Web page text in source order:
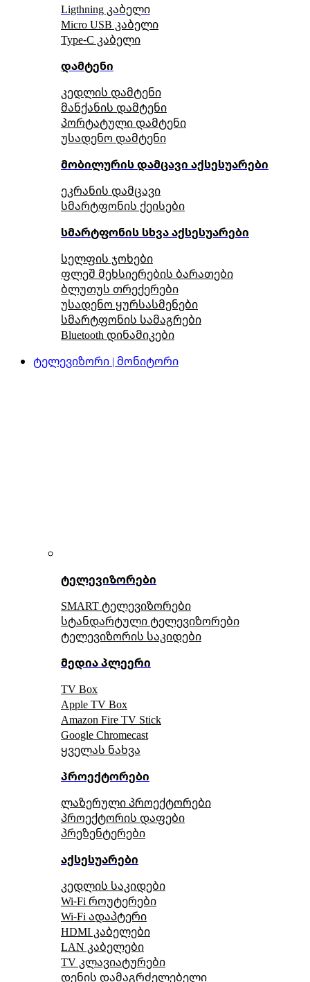
Ligthning კაბელი
Micro USB კაბელი
Type-C კაბელი
დამტენი
კედლის დამტენი
მანქანის დამტენი
პორტატული დამტენი
უსადენო დამტენი
მობილურის დამცავი აქსესუარები
ეკრანის დამცავი
სმარტფონის ქეისები
სმარტფონის სხვა აქსესუარები
სელფის ჯოხები
ფლეშ მეხსიერების ბარათები
ბლუთუს თრექერები
უსადენო ყურსასმენები
სმარტფონის სამაგრები
Bluetooth დინამიკები
ტელევიზორი | მონიტორი
ტელევიზორები
SMART ტელევიზორები
სტანდარტული ტელევიზორები
ტელევიზორის საკიდები
მედია პლეერი
TV Box
Apple TV Box
Amazon Fire TV Stick
Google Chromecast
ყველას ნახვა
პროექტორები
ლაზერული პროექტორები
პროექტორის დაფები
პრეზენტერები
აქსესუარები
კედლის საკიდები
Wi-Fi როუტერები
Wi-Fi ადაპტერი
HDMI კაბელები
LAN კაბელები
TV კლავიატურები
დენის დამაგრძელებელი